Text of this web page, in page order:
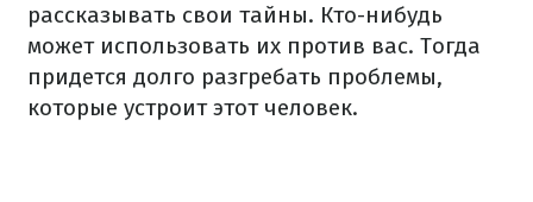
рассказывать свои тайны. Кто-нибудь
может использовать их против вас. Тогда
придется долго разгребать проблемы,
которые устроит этот человек.